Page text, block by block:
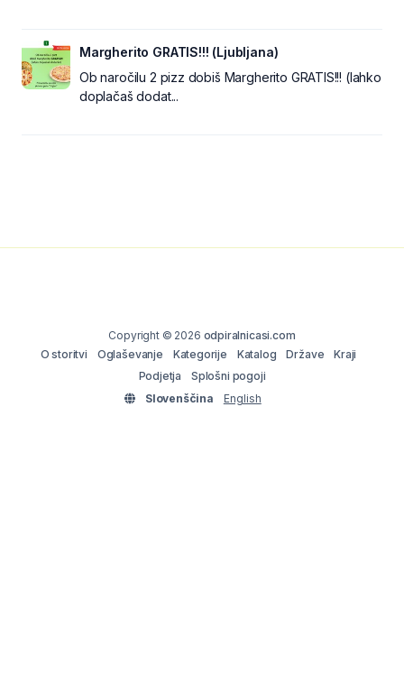
Margherito GRATIS!!! (Ljubljana)
Ob naročilu 2 pizz dobiš Margherito GRATIS!!! (lahko
doplačaš dodat...
Copyright © 2026 odpiralnicasi.com
O storitvi
Oglaševanje Kategorije Katalog Države
Kraji
Podjetja
Splošni pogoji
Slovenščina
English